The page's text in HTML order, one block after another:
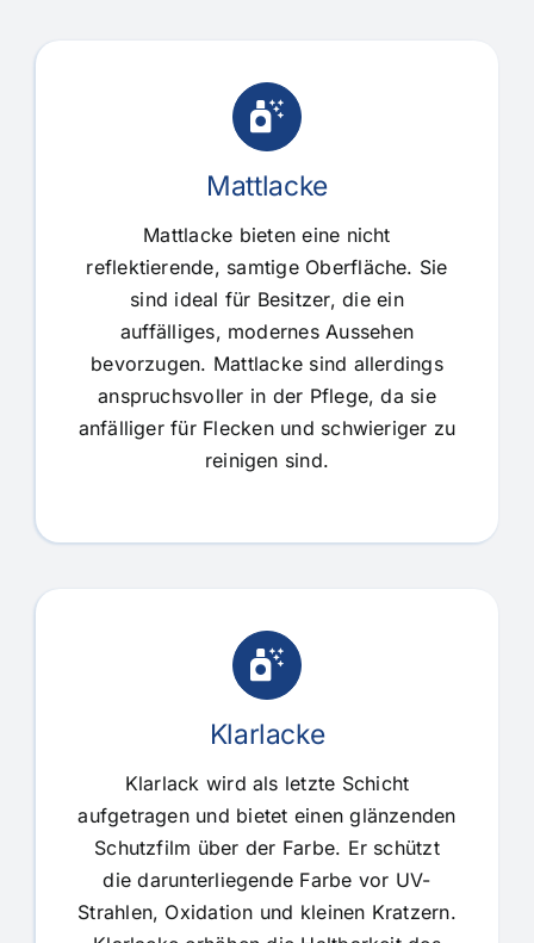
Mattlacke
Mattlacke bieten eine nicht
reflektierende, samtige Oberfläche. Sie
sind ideal für Besitzer, die ein
auffälliges, modernes Aussehen
bevorzugen. Mattlacke sind allerdings
anspruchsvoller in der Pflege, da sie
anfälliger für Flecken und schwieriger zu
reinigen sind.
Klarlacke
Klarlack wird als letzte Schicht
aufgetragen und bietet einen glänzenden
Schutzfilm über der Farbe. Er schützt
die darunterliegende Farbe vor UV-
Strahlen, Oxidation und kleinen Kratzern.